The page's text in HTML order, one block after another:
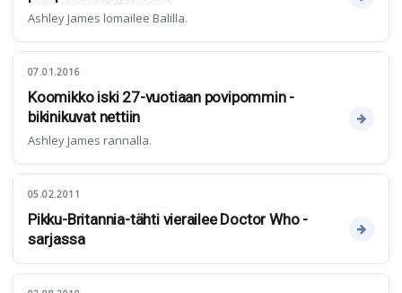
Ashley James lomailee Balilla.
07.01.2016
Koomikko iski 27-vuotiaan povipommin -
bikinikuvat nettiin
Ashley James rannalla.
05.02.2011
Pikku-Britannia-tähti vierailee Doctor Who -
sarjassa